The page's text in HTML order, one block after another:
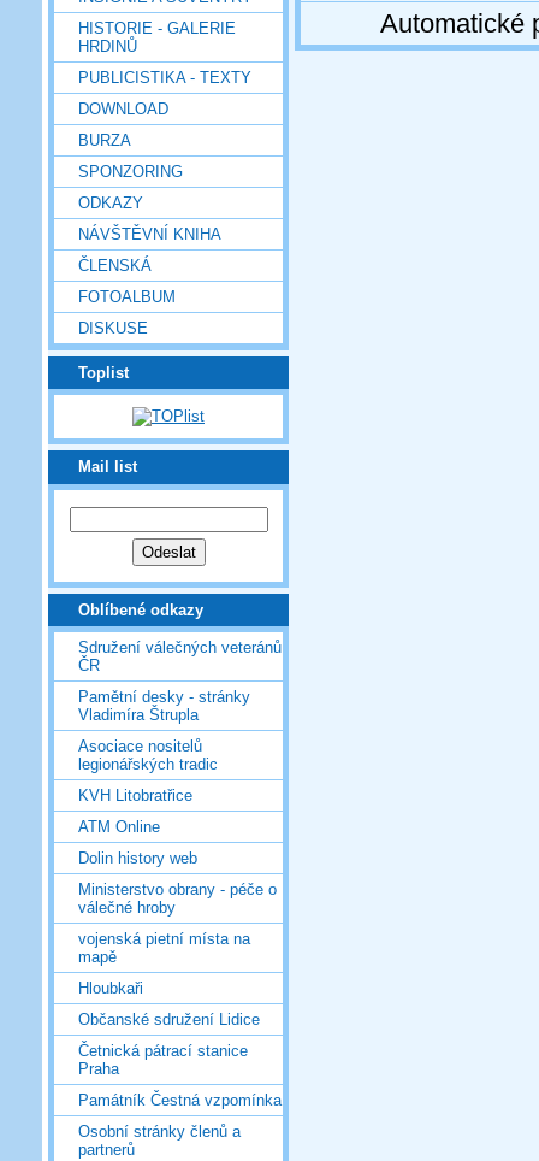
HISTORIE - GALERIE
HRDINŮ
PUBLICISTIKA - TEXTY
DOWNLOAD
BURZA
SPONZORING
ODKAZY
NÁVŠTĚVNÍ KNIHA
ČLENSKÁ
FOTOALBUM
DISKUSE
Toplist
Mail list
Oblíbené odkazy
Sdružení válečných veteránů
ČR
Pamětní desky - stránky
Vladimíra Štrupla
Asociace nositelů
legionářských tradic
KVH Litobratřice
ATM Online
Dolin history web
Ministerstvo obrany - péče o
válečné hroby
vojenská pietní místa na
mapě
Hloubkaři
Občanské sdružení Lidice
Četnická pátrací stanice
Praha
Památník Čestná vzpomínka
Osobní stránky členů a
partnerů
Automatické